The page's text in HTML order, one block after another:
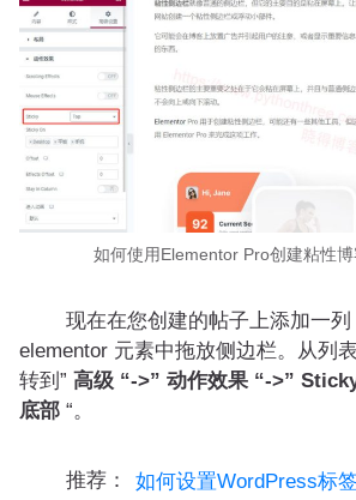
如何使用Elementor Pro创建粘性
现在在您创建的帖子上添加一列
elementor 元素中拖放侧边栏。从列
转到” 高级 “->” 动作效果 “->”
底部 “。
推荐： 如何设置WordPress标